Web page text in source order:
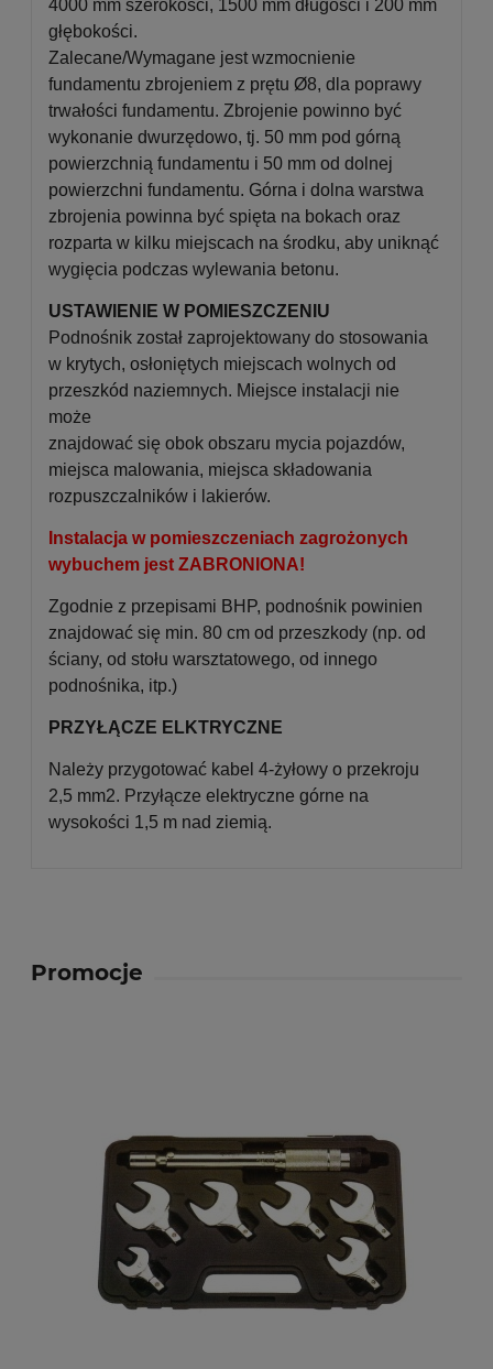
4000 mm szerokości, 1500 mm długości i 200 mm
głębokości.
Zalecane/Wymagane jest wzmocnienie
fundamentu zbrojeniem z prętu Ø8, dla poprawy
trwałości fundamentu. Zbrojenie powinno być
wykonanie dwurzędowo, tj. 50 mm pod górną
powierzchnią fundamentu i 50 mm od dolnej
powierzchni fundamentu. Górna i dolna warstwa
zbrojenia powinna być spięta na bokach oraz
rozparta w kilku miejscach na środku, aby uniknąć
wygięcia podczas wylewania betonu.
USTAWIENIE W POMIESZCZENIU
Podnośnik został zaprojektowany do stosowania
w krytych, osłoniętych miejscach wolnych od
przeszkód naziemnych. Miejsce instalacji nie
może
znajdować się obok obszaru mycia pojazdów,
miejsca malowania, miejsca składowania
rozpuszczalników i lakierów.
Instalacja w pomieszczeniach zagrożonych
wybuchem jest ZABRONIONA!
Zgodnie z przepisami BHP, podnośnik powinien
znajdować się min. 80 cm od przeszkody (np. od
ściany, od stołu warsztatowego, od innego
podnośnika, itp.)
PRZYŁĄCZE ELKTRYCZNE
Należy przygotować kabel 4-żyłowy o przekroju
2,5 mm2. Przyłącze elektryczne górne na
wysokości 1,5 m nad ziemią.
Promocje